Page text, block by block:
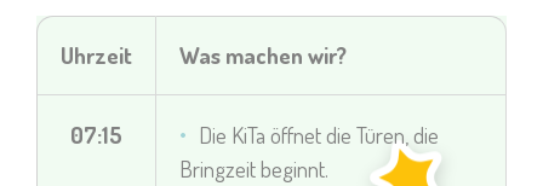
Uhrzeit Was machen wir?
07:15
Die KiTa öffnet die Türen, die
Bringzeit beginnt.